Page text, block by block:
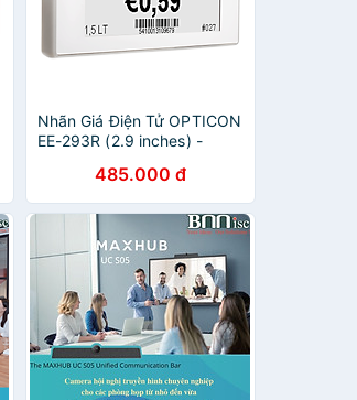
Nhãn Giá Điện Tử OPTICON
EE-293R (2.9 inches) -
485.000 đ